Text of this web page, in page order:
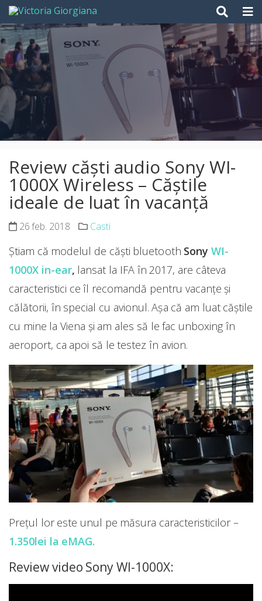
Skip
content
Review căști audio Sony WI-
1000X Wireless – Căștile
ideale de luat în vacanță
26 feb. 2018 Casti
Știam că modelul de căști bluetooth Sony WI-
1000X in-ear, lansat la IFA în 2017, are câteva
caracteristici ce îl recomandă pentru vacanțe și
călătorii, în special cu avionul. Așa că am luat căștile
cu mine la Viena și am ales să le fac unboxing în
aeroport, ca apoi să le testez în avion.
Prețul lor este unul pe măsura caracteristicilor –
1.350lei la eMAG.
Review video Sony WI-1000X: